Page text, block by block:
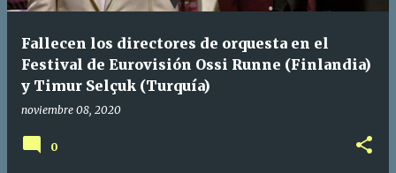
Fallecen los directores de orquesta en el
Festival de Eurovisión Ossi Runne (Finlandia)
y Timur Selçuk (Turquía)
noviembre 08, 2020
0